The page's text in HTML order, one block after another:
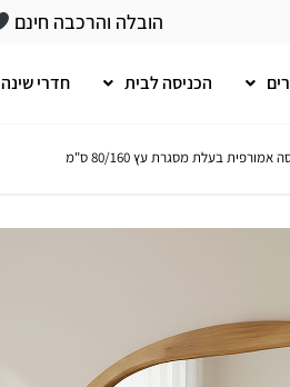
הובלה והרכבה חינם
הכניסה לבית חדרי שינה
בעלת מסגרת עץ 80/160 ס"מ